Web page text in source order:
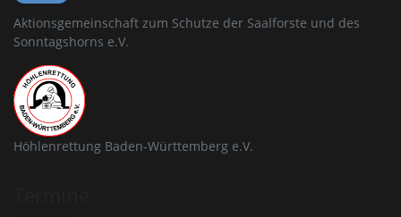
Aktionsgemeinschaft zum Schutze der Saalforste und des
Sonntagshorns e.V.
Höhlenrettung Baden-Württemberg e.V.